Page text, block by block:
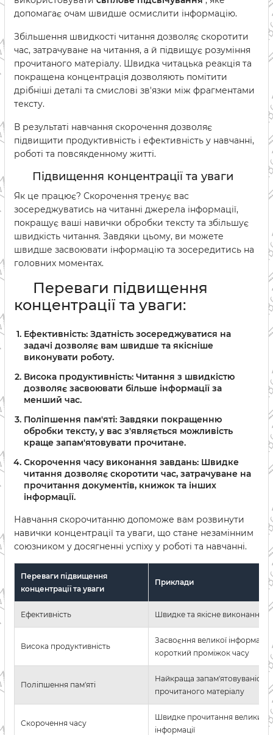
допомагає очам швидше осмислити інформацію.
Збільшення швидкості читання дозволяє скоротити
час, затрачуване на читання, а й підвищує розуміння
прочитаного матеріалу. Швидка читацька реакція та
покращена концентрація дозволяють помітити
дрібніші деталі та смислові зв'язки між фрагментами
тексту.
В результаті навчання скорочення дозволяє
підвищити продуктивність і ефективність у навчанні,
роботі та повсякденному житті.
Підвищення концентрації та уваги
Як це працює? Скорочення тренує вас
зосереджуватись на читанні джерела інформації,
покращує ваші навички обробки тексту та збільшує
швидкість читання. Завдяки цьому, ви можете
швидше засвоювати інформацію та зосередитись на
головних моментах.
Переваги підвищення
концентрації та уваги:
Ефективність: Здатність зосереджуватися на
задачі дозволяє вам швидше та якісніше
виконувати роботу.
Висока продуктивність: Читання з швидкістю
дозволяє засвоювати більше інформації за
менший час.
Поліпшення пам'яті: Завдяки покращенню
обробки тексту, у вас з'являється можливість
краще запам'ятовувати прочитане.
Скорочення часу виконання завдань: Швидке
читання дозволяє скоротити час, затрачуване на
прочитання документів, книжок та інших
інформації.
Навчання скорочитанню допоможе вам розвинути
навички концентрації та уваги, що стане незамінним
союзником у досягненні успіху у роботі та навчанні.
Переваги підвищення
концентрації та уваги
Приклади
Ефективність Швидке та якісне виконання
Висока продуктивність
Засвоєння великої інформації
короткий проміжок часу
Поліпшення пам'яті
Найкраща запам'ятовуваність
прочитаного матеріалу
Скорочення часу
Швидке прочитання великих
інформації